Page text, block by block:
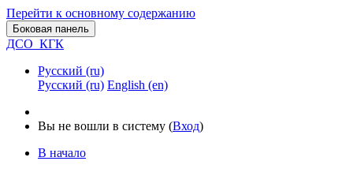
Перейти к основному содержанию
Боковая панель
ДСО_КГК
Русский ‎(ru)‎
Русский ‎(ru)‎ English ‎(en)‎
Вы не вошли в систему (Вход)
В начало